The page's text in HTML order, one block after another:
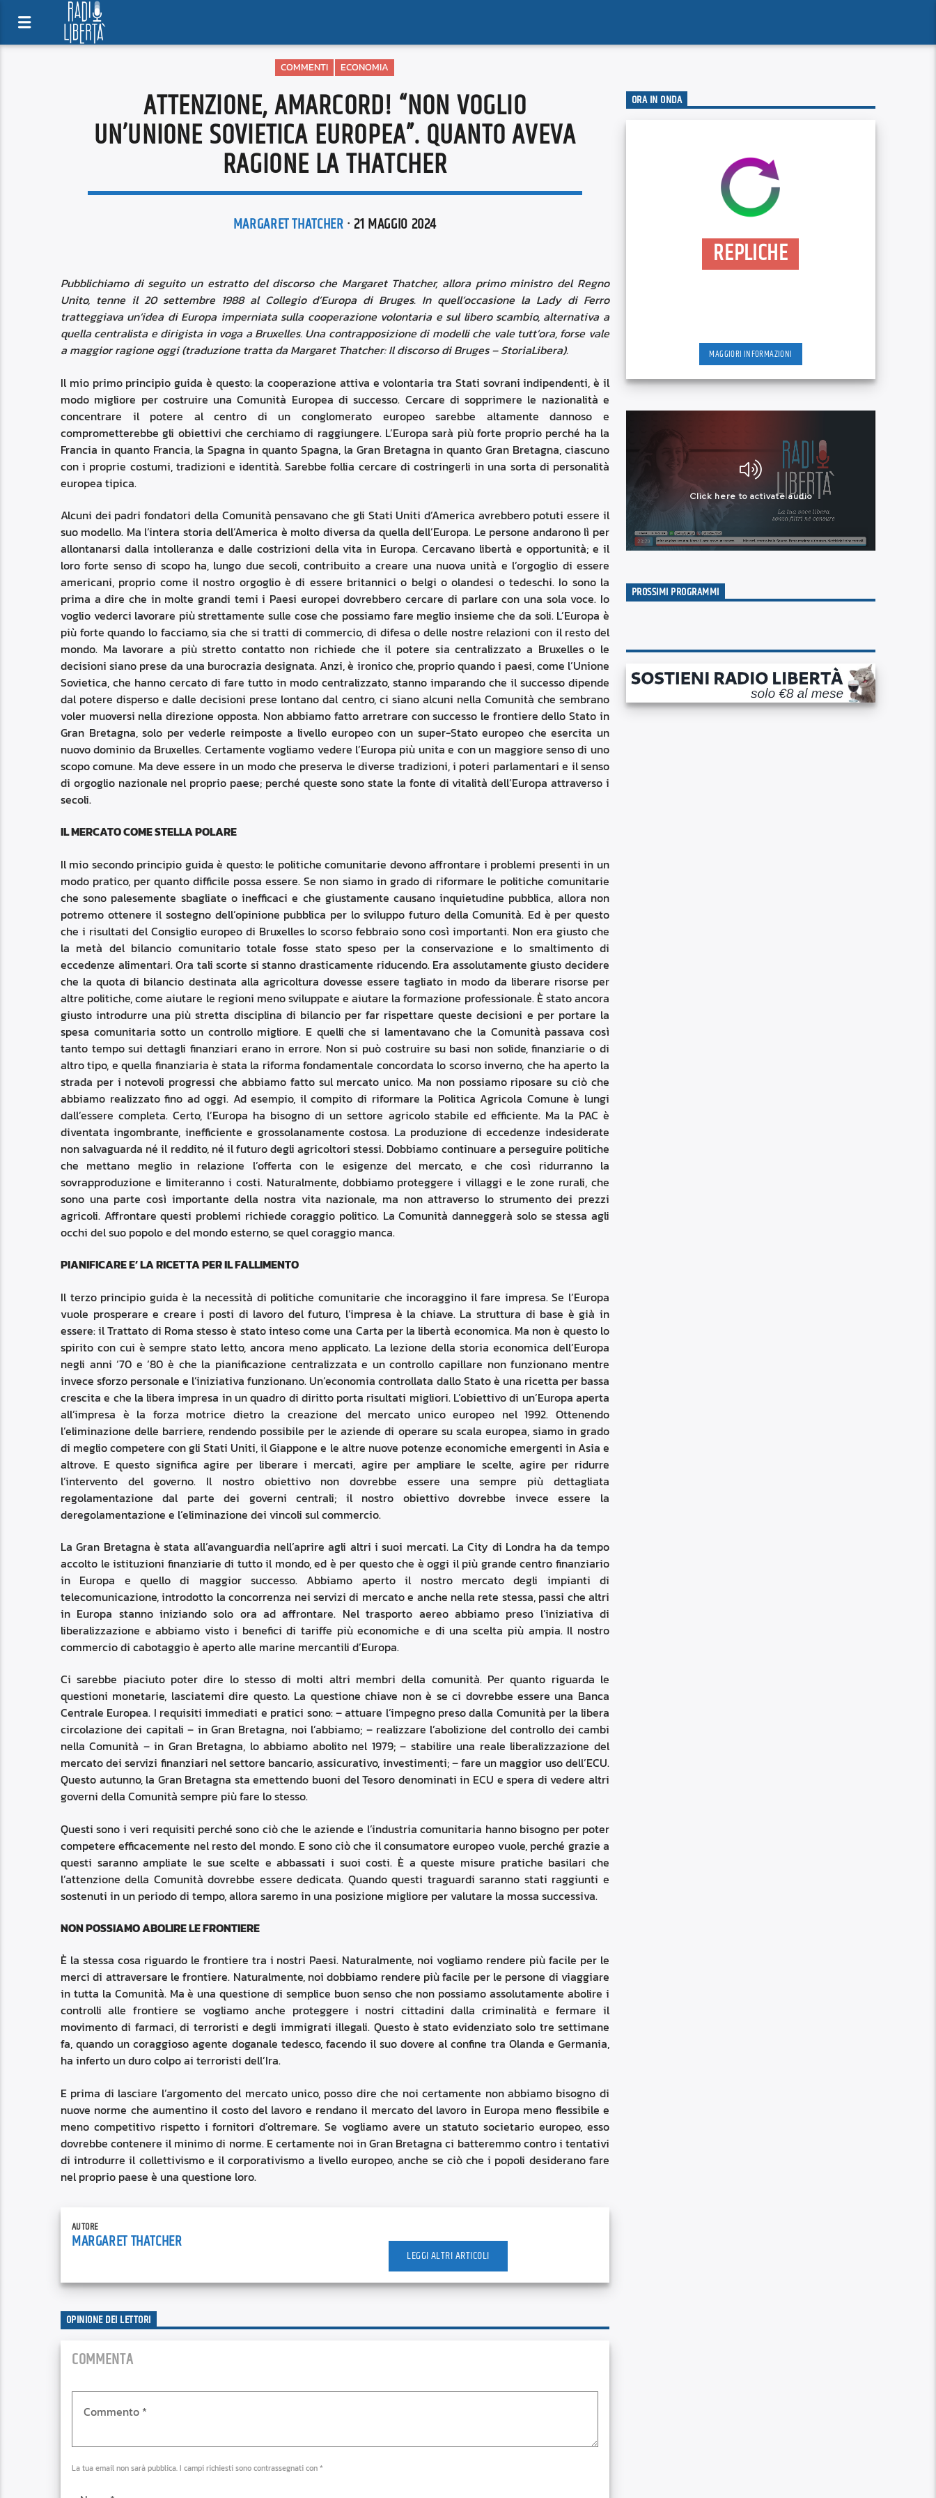
COMMENTI ECONOMIA
ATTENZIONE, AMARCORD! “NON VOGLIO
UN’UNIONE SOVIETICA EUROPEA”. QUANTO AVEVA
RAGIONE LA THATCHER
MARGARET THATCHER· 21 MAGGIO 2024
Pubblichiamo di seguito un estratto del discorso che Margaret Thatcher, allora primo ministro del Regno
Unito, tenne il 20 settembre 1988 al Collegio d’Europa di Bruges. In quell’occasione la Lady di Ferro
tratteggiava un’idea di Europa imperniata sulla cooperazione volontaria e sul libero scambio, alternativa a
quella centralista e dirigista in voga a Bruxelles. Una contrapposizione di modelli che vale tutt’ora, forse vale
a maggior ragione oggi (traduzione tratta da Margaret Thatcher: Il discorso di Bruges – StoriaLibera).
Il mio primo principio guida è questo: la cooperazione attiva e volontaria tra Stati sovrani indipendenti, è il
modo migliore per costruire una Comunità Europea di successo. Cercare di sopprimere le nazionalità e
concentrare il potere al centro di un conglomerato europeo sarebbe altamente dannoso e
comprometterebbe gli obiettivi che cerchiamo di raggiungere. L’Europa sarà più forte proprio perché ha la
Francia in quanto Francia, la Spagna in quanto Spagna, la Gran Bretagna in quanto Gran Bretagna, ciascuno
con i proprie costumi, tradizioni e identità. Sarebbe follia cercare di costringerli in una sorta di personalità
europea tipica.
Alcuni dei padri fondatori della Comunità pensavano che gli Stati Uniti d’America avrebbero potuti essere il
suo modello. Ma l’intera storia dell’America è molto diversa da quella dell’Europa. Le persone andarono lì per
allontanarsi dalla intolleranza e dalle costrizioni della vita in Europa. Cercavano libertà e opportunità; e il
loro forte senso di scopo ha, lungo due secoli, contribuito a creare una nuova unità e l’orgoglio di essere
americani, proprio come il nostro orgoglio è di essere britannici o belgi o olandesi o tedeschi. Io sono la
prima a dire che in molte grandi temi i Paesi europei dovrebbero cercare di parlare con una sola voce. Io
voglio vederci lavorare più strettamente sulle cose che possiamo fare meglio insieme che da soli. L’Europa è
più forte quando lo facciamo, sia che si tratti di commercio, di difesa o delle nostre relazioni con il resto del
mondo. Ma lavorare a più stretto contatto non richiede che il potere sia centralizzato a Bruxelles o le
decisioni siano prese da una burocrazia designata. Anzi, è ironico che, proprio quando i paesi, come l’Unione
Sovietica, che hanno cercato di fare tutto in modo centralizzato, stanno imparando che il successo dipende
dal potere disperso e dalle decisioni prese lontano dal centro, ci siano alcuni nella Comunità che sembrano
voler muoversi nella direzione opposta. Non abbiamo fatto arretrare con successo le frontiere dello Stato in
Gran Bretagna, solo per vederle reimposte a livello europeo con un super-Stato europeo che esercita un
nuovo dominio da Bruxelles. Certamente vogliamo vedere l’Europa più unita e con un maggiore senso di uno
scopo comune. Ma deve essere in un modo che preserva le diverse tradizioni, i poteri parlamentari e il senso
di orgoglio nazionale nel proprio paese; perché queste sono state la fonte di vitalità dell’Europa attraverso i
secoli.
IL MERCATO COME STELLA POLARE
Il mio secondo principio guida è questo: le politiche comunitarie devono affrontare i problemi presenti in un
modo pratico, per quanto difficile possa essere. Se non siamo in grado di riformare le politiche comunitarie
che sono palesemente sbagliate o inefficaci e che giustamente causano inquietudine pubblica, allora non
potremo ottenere il sostegno dell’opinione pubblica per lo sviluppo futuro della Comunità. Ed è per questo
che i risultati del Consiglio europeo di Bruxelles lo scorso febbraio sono così importanti. Non era giusto che
la metà del bilancio comunitario totale fosse stato speso per la conservazione e lo smaltimento di
eccedenze alimentari. Ora tali scorte si stanno drasticamente riducendo. Era assolutamente giusto decidere
che la quota di bilancio destinata alla agricoltura dovesse essere tagliato in modo da liberare risorse per
altre politiche, come aiutare le regioni meno sviluppate e aiutare la formazione professionale. È stato ancora
giusto introdurre una più stretta disciplina di bilancio per far rispettare queste decisioni e per portare la
spesa comunitaria sotto un controllo migliore. E quelli che si lamentavano che la Comunità passava così
tanto tempo sui dettagli finanziari erano in errore. Non si può costruire su basi non solide, finanziarie o di
altro tipo, e quella finanziaria è stata la riforma fondamentale concordata lo scorso inverno, che ha aperto la
strada per i notevoli progressi che abbiamo fatto sul mercato unico. Ma non possiamo riposare su ciò che
abbiamo realizzato fino ad oggi. Ad esempio, il compito di riformare la Politica Agricola Comune è lungi
dall’essere completa. Certo, l’Europa ha bisogno di un settore agricolo stabile ed efficiente. Ma la PAC è
diventata ingombrante, inefficiente e grossolanamente costosa. La produzione di eccedenze indesiderate
non salvaguarda né il reddito, né il futuro degli agricoltori stessi. Dobbiamo continuare a perseguire politiche
che mettano meglio in relazione l’offerta con le esigenze del mercato, e che così ridurranno la
sovrapproduzione e limiteranno i costi. Naturalmente, dobbiamo proteggere i villaggi e le zone rurali, che
sono una parte così importante della nostra vita nazionale, ma non attraverso lo strumento dei prezzi
agricoli. Affrontare questi problemi richiede coraggio politico. La Comunità danneggerà solo se stessa agli
occhi del suo popolo e del mondo esterno, se quel coraggio manca.
PIANIFICARE E’ LA RICETTA PER IL FALLIMENTO
Il terzo principio guida è la necessità di politiche comunitarie che incoraggino il fare impresa. Se l’Europa
vuole prosperare e creare i posti di lavoro del futuro, l’impresa è la chiave. La struttura di base è già in
essere: il Trattato di Roma stesso è stato inteso come una Carta per la libertà economica. Ma non è questo lo
spirito con cui è sempre stato letto, ancora meno applicato. La lezione della storia economica dell’Europa
negli anni ‘70 e ‘80 è che la pianificazione centralizzata e un controllo capillare non funzionano mentre
invece sforzo personale e l’iniziativa funzionano. Un’economia controllata dallo Stato è una ricetta per bassa
crescita e che la libera impresa in un quadro di diritto porta risultati migliori. L’obiettivo di un’Europa aperta
all’impresa è la forza motrice dietro la creazione del mercato unico europeo nel 1992. Ottenendo
l’eliminazione delle barriere, rendendo possibile per le aziende di operare su scala europea, siamo in grado
di meglio competere con gli Stati Uniti, il Giappone e le altre nuove potenze economiche emergenti in Asia e
altrove. E questo significa agire per liberare i mercati, agire per ampliare le scelte, agire per ridurre
l’intervento del governo. Il nostro obiettivo non dovrebbe essere una sempre più dettagliata
regolamentazione dal parte dei governi centrali; il nostro obiettivo dovrebbe invece essere la
deregolamentazione e l’eliminazione dei vincoli sul commercio.
La Gran Bretagna è stata all’avanguardia nell’aprire agli altri i suoi mercati. La City di Londra ha da tempo
accolto le istituzioni finanziarie di tutto il mondo, ed è per questo che è oggi il più grande centro finanziario
in Europa e quello di maggior successo. Abbiamo aperto il nostro mercato degli impianti di
telecomunicazione, introdotto la concorrenza nei servizi di mercato e anche nella rete stessa, passi che altri
in Europa stanno iniziando solo ora ad affrontare. Nel trasporto aereo abbiamo preso l’iniziativa di
liberalizzazione e abbiamo visto i benefici di tariffe più economiche e di una scelta più ampia. Il nostro
commercio di cabotaggio è aperto alle marine mercantili d’Europa.
Ci sarebbe piaciuto poter dire lo stesso di molti altri membri della comunità. Per quanto riguarda le
questioni monetarie, lasciatemi dire questo. La questione chiave non è se ci dovrebbe essere una Banca
Centrale Europea. I requisiti immediati e pratici sono: – attuare l’impegno preso dalla Comunità per la libera
circolazione dei capitali – in Gran Bretagna, noi l’abbiamo; – realizzare l’abolizione del controllo dei cambi
nella Comunità – in Gran Bretagna, lo abbiamo abolito nel 1979; – stabilire una reale liberalizzazione del
mercato dei servizi finanziari nel settore bancario, assicurativo, investimenti; – fare un maggior uso dell’ECU.
Questo autunno, la Gran Bretagna sta emettendo buoni del Tesoro denominati in ECU e spera di vedere altri
governi della Comunità sempre più fare lo stesso.
Questi sono i veri requisiti perché sono ciò che le aziende e l’industria comunitaria hanno bisogno per poter
competere efficacemente nel resto del mondo. E sono ciò che il consumatore europeo vuole, perché grazie a
questi saranno ampliate le sue scelte e abbassati i suoi costi. È a queste misure pratiche basilari che
l’attenzione della Comunità dovrebbe essere dedicata. Quando questi traguardi saranno stati raggiunti e
sostenuti in un periodo di tempo, allora saremo in una posizione migliore per valutare la mossa successiva.
NON POSSIAMO ABOLIRE LE FRONTIERE
È la stessa cosa riguardo le frontiere tra i nostri Paesi. Naturalmente, noi vogliamo rendere più facile per le
merci di attraversare le frontiere. Naturalmente, noi dobbiamo rendere più facile per le persone di viaggiare
in tutta la Comunità. Ma è una questione di semplice buon senso che non possiamo assolutamente abolire i
controlli alle frontiere se vogliamo anche proteggere i nostri cittadini dalla criminalità e fermare il
movimento di farmaci, di terroristi e degli immigrati illegali. Questo è stato evidenziato solo tre settimane
fa, quando un coraggioso agente doganale tedesco, facendo il suo dovere al confine tra Olanda e Germania,
ha inferto un duro colpo ai terroristi dell’Ira.
E prima di lasciare l’argomento del mercato unico, posso dire che noi certamente non abbiamo bisogno di
nuove norme che aumentino il costo del lavoro e rendano il mercato del lavoro in Europa meno flessibile e
meno competitivo rispetto i fornitori d’oltremare. Se vogliamo avere un statuto societario europeo, esso
dovrebbe contenere il minimo di norme. E certamente noi in Gran Bretagna ci batteremmo contro i tentativi
di introdurre il collettivismo e il corporativismo a livello europeo, anche se ciò che i popoli desiderano fare
nel proprio paese è una questione loro.
AUTORE
MARGARET THATCHER
LEGGI ALTRI ARTICOLI
OPINIONE DEI LETTORI
COMMENTA
La tua email non sarà pubblica. I campi richiesti sono contrassegnati con *
ORA IN ONDA
REPLICHE
MAGGIORI INFORMAZIONI
PROSSIMI PROGRAMMI